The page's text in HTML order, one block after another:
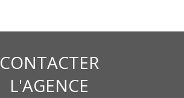
CONTACTER
L'AGENCE